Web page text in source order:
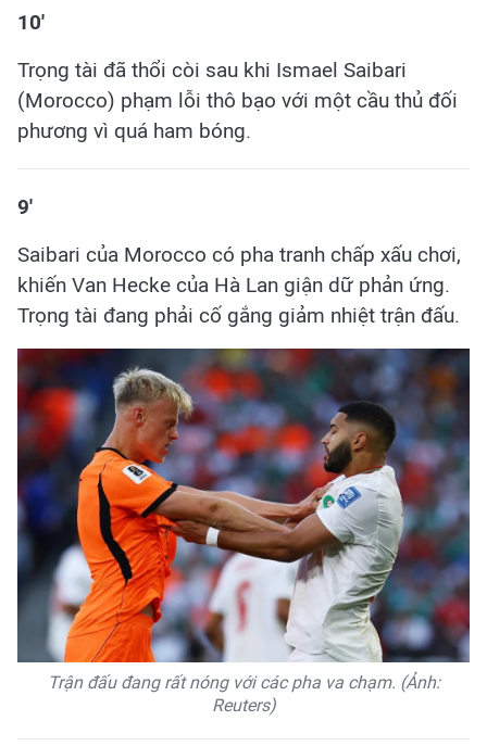
10'
Trọng tài đã thổi còi sau khi Ismael Saibari
(Morocco) phạm lỗi thô bạo với một cầu thủ đối
phương vì quá ham bóng.
9'
Saibari của Morocco có pha tranh chấp xấu chơi,
khiến Van Hecke của Hà Lan giận dữ phản ứng.
Trọng tài đang phải cố gắng giảm nhiệt trận đấu.
Trận đấu đang rất nóng với các pha va chạm. (Ảnh:
Reuters)